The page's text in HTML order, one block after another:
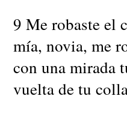
9 Me robaste el
mía, novia, me
con una mirada
vuelta de tu